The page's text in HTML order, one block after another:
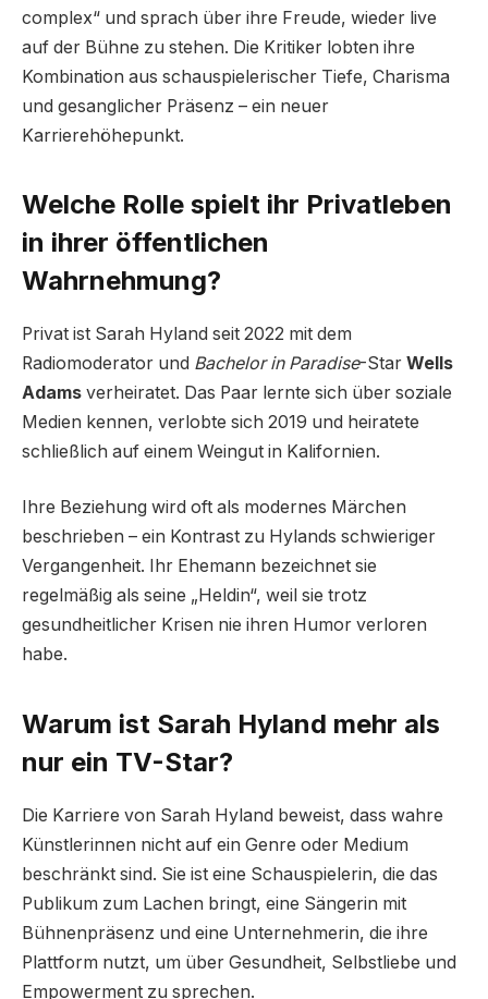
complex“ und sprach über ihre Freude, wieder live
auf der Bühne zu stehen. Die Kritiker lobten ihre
Kombination aus schauspielerischer Tiefe, Charisma
und gesanglicher Präsenz – ein neuer
Karrierehöhepunkt.
Welche Rolle spielt ihr Privatleben
in ihrer öffentlichen
Wahrnehmung?
Privat ist Sarah Hyland seit 2022 mit dem
Radiomoderator und Bachelor in Paradise-Star Wells
Adams verheiratet. Das Paar lernte sich über soziale
Medien kennen, verlobte sich 2019 und heiratete
schließlich auf einem Weingut in Kalifornien.
Ihre Beziehung wird oft als modernes Märchen
beschrieben – ein Kontrast zu Hylands schwieriger
Vergangenheit. Ihr Ehemann bezeichnet sie
regelmäßig als seine „Heldin“, weil sie trotz
gesundheitlicher Krisen nie ihren Humor verloren
habe.
Warum ist Sarah Hyland mehr als
nur ein TV-Star?
Die Karriere von Sarah Hyland beweist, dass wahre
Künstlerinnen nicht auf ein Genre oder Medium
beschränkt sind. Sie ist eine Schauspielerin, die das
Publikum zum Lachen bringt, eine Sängerin mit
Bühnenpräsenz und eine Unternehmerin, die ihre
Plattform nutzt, um über Gesundheit, Selbstliebe und
Empowerment zu sprechen.